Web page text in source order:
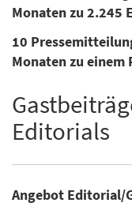
Monaten zu 2.245
10
Monaten zu einem
Editorials
Angebot Editorial/